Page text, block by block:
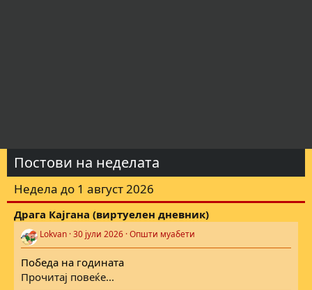
Постови на неделата
Недела до 1 август 2026
Драга Кајгана (виртуелен дневник)
Lokvan 30 јули 2026 Општи муабети
Победа на годината
Прочитај повеќе...